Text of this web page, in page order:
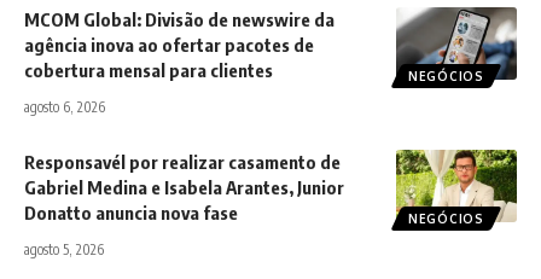
NEGÓCIOS
MCOM Global: Divisão de newswire da
agência inova ao ofertar pacotes de
cobertura mensal para clientes
agosto 6, 2026
NEGÓCIOS
Responsavél por realizar casamento de
Gabriel Medina e Isabela Arantes, Junior
Donatto anuncia nova fase
agosto 5, 2026